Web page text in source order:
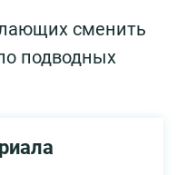
сменить
подводных